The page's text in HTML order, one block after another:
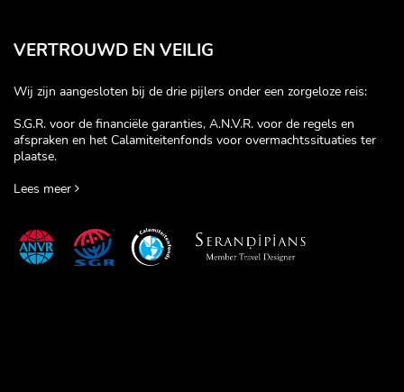
VERTROUWD EN VEILIG
Wij zijn aangesloten bij de drie pijlers onder een zorgeloze reis:
S.G.R. voor de financiële garanties, A.N.V.R. voor de regels en
afspraken en het Calamiteitenfonds voor overmachtssituaties ter
plaatse.
Lees meer